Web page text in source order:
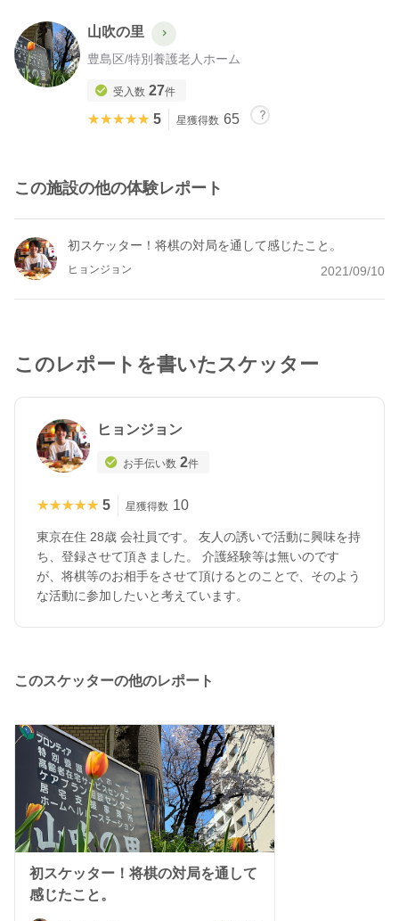
山吹の里
豊島区/特別養護老人ホーム
受入数 27件
★★★★★
★★★★★ 5 星獲得数 65
この施設の他の体験レポート
初スケッター！将棋の対局を通して感じたこと。
ヒョンジョン 2021/09/10
このレポートを書いたスケッター
ヒョンジョン
お手伝い数 2件
★★★★★
★★★★★ 5 星獲得数 10
東京在住 28歳 会社員です。 友人の誘いで活動に興味を持
ち、登録させて頂きました。 介護経験等は無いのです
が、将棋等のお相手をさせて頂けるとのことで、そのよう
な活動に参加したいと考えています。
このスケッターの他のレポート
初スケッター！将棋の対局を通して
感じたこと。